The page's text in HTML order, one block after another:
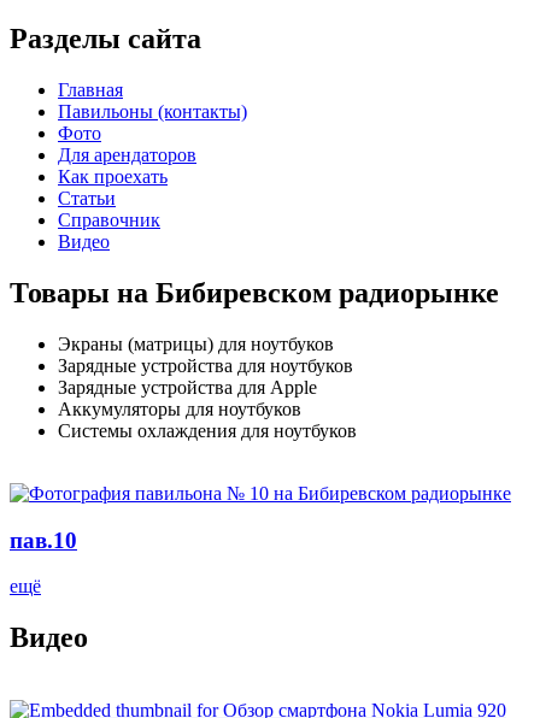
Разделы сайта
Главная
Павильоны (контакты)
Фото
Для арендаторов
Как проехать
Статьи
Справочник
Видео
Товары на Бибиревском радиорынке
Экраны (матрицы) для ноутбуков
Зарядные устройства для ноутбуков
Зарядные устройства для Apple
Аккумуляторы для ноутбуков
Системы охлаждения для ноутбуков
пав.10
ещё
Видео